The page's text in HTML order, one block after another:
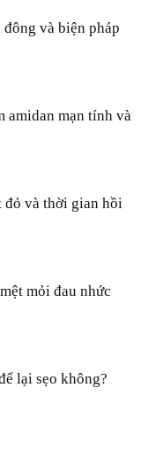
đông và biện pháp
amidan mạn tính và
đỏ và thời gian hồi
mỏi đau nhức
lại sẹo không?